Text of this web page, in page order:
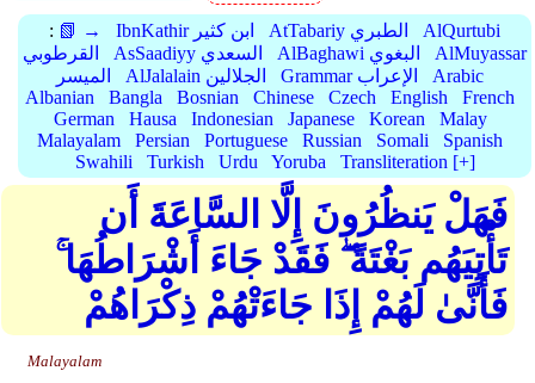
: 📗 → IbnKathir ابن كثير AtTabariy الطبري
AlQurtubi
القرطوبي
AsSaadiyy السعدي AlBaghawi البغوي
AlMuyassar
الميسر
AlJalalain الجلالين Grammar الإعراب
Arabic
Albanian
Bangla Bosnian Chinese Czech English
French
German
Hausa Indonesian Japanese Korean
Malay
Malayalam
Persian Portuguese Russian Somali
Spanish
Swahili
Turkish Urdu Yoruba Transliteration [+]
فَهَلْ يَنظُرُونَ إِلَّا السَّاعَةَ أَن
تَأْتِيَهُم بَغْتَةً ۖ فَقَدْ جَاءَ أَشْرَاطُهَا ۚ
فَأَنَّىٰ لَهُمْ إِذَا جَاءَتْهُمْ ذِكْرَاهُمْ
Malayalam